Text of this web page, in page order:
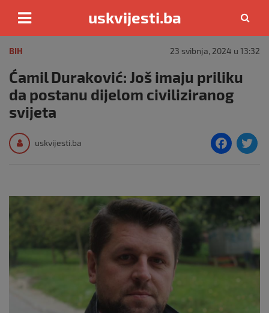
content
uskvijesti.ba
BIH 23 svibnja, 2024 u 13:32
Ćamil Duraković: Još imaju priliku
da postanu dijelom civiliziranog
svijeta
uskvijesti.ba
F
e
b
o
o
k